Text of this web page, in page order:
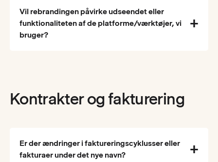
Vil rebrandingen påvirke udseendet eller
funktionaliteten af ​​de platforme/værktøjer, vi
bruger?
Kontrakter og fakturering
Er der ændringer i faktureringscyklusser eller
fakturaer under det nye navn?